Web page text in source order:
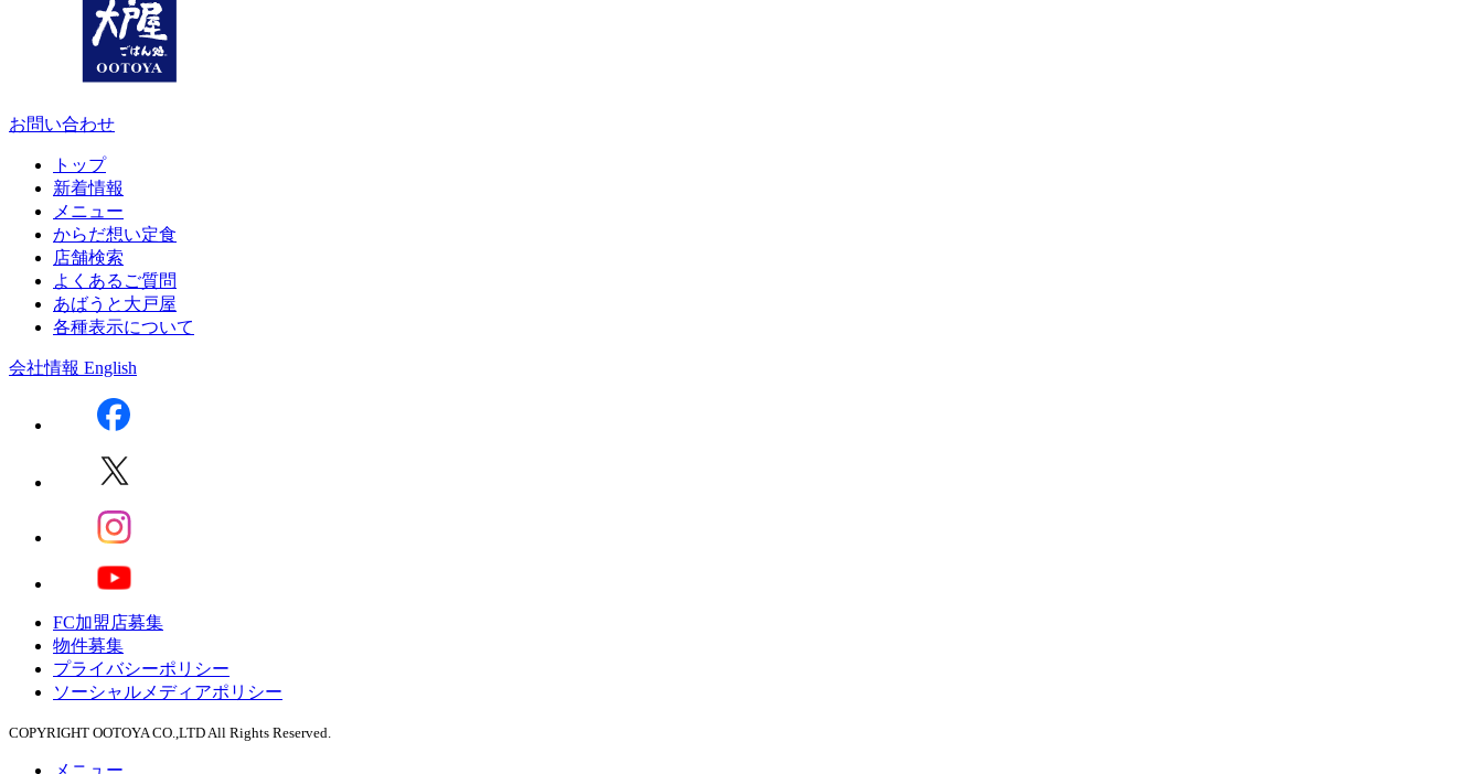
お問い合わせ
トップ
新着情報
メニュー
からだ想い定食
店舗検索
よくあるご質問
あばうと大戸屋
各種表示について
会社情報 English
FC加盟店募集
物件募集
プライバシーポリシー
ソーシャルメディアポリシー
COPYRIGHT OOTOYA CO.,LTD All Rights Reserved.
メニュー